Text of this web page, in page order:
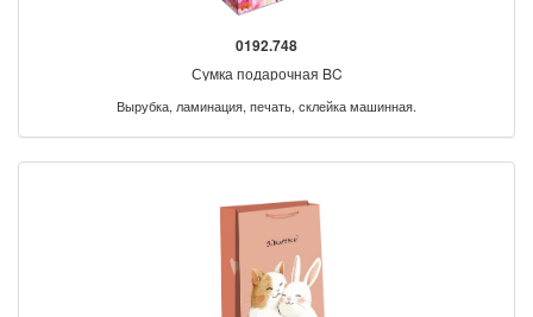
0192.748
Сумка подарочная BC
Вырубка, ламинация, печать, склейка машинная.